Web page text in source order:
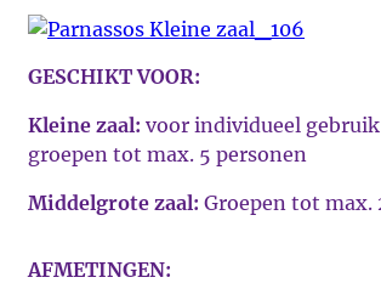
GESCHIKT VOOR:
Kleine zaal: voor individueel
groepen tot max. 5 personen
Middelgrote zaal: Groepen tot max.
AFMETINGEN: